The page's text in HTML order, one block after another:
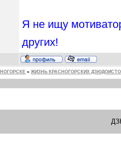
Я не ищу
других!
» ЖИЗНЬ КРАСНОГОРСКИХ